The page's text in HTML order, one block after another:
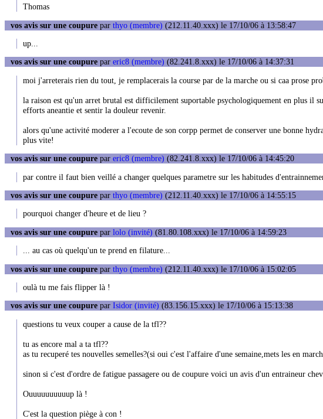
Thomas
vos avis sur une coupure par thyo (membre) (212.11.40.xxx) le 17/10/06 à 13:58:47
up...
vos avis sur une coupure par eric8 (membre) (82.241.8.xxx) le 17/10/06 à 14:37:31
moi j'arreterais rien du tout, je remplacerais la course par de la marche ou si caa prose
la raison est qu'un arret brutal est difficilement suportable psychologiquement en plus il
efforts aneantie et sentir la douleur revenir.
alors qu'une activité moderer a l'ecoute de son corpp permet de conserver une bonne
plus vite!
vos avis sur une coupure par eric8 (membre) (82.241.8.xxx) le 17/10/06 à 14:45:20
par contre il faut bien veillé a changer quelques parametre sur les habitudes
vos avis sur une coupure par thyo (membre) (212.11.40.xxx) le 17/10/06 à 14:55:15
pourquoi changer d'heure et de lieu ?
vos avis sur une coupure par lolo (invité) (81.80.108.xxx) le 17/10/06 à 14:59:23
... au cas où quelqu'un te prend en filature...
vos avis sur une coupure par thyo (membre) (212.11.40.xxx) le 17/10/06 à 15:02:05
oulà tu me fais flipper là !
vos avis sur une coupure par Isidor (invité) (83.156.15.xxx) le 17/10/06 à 15:13:38
questions tu veux couper a cause de la tfl??
tu as encore mal a ta tfl??
as tu recuperé tes nouvelles semelles?(si oui c'est l'affaire d'une semaine,mets les en
sinon si c'est d'ordre de fatigue passagere ou de coupure voici un avis d'un entraineur
Ouuuuuuuuuup là !
C'est la question piège à con !